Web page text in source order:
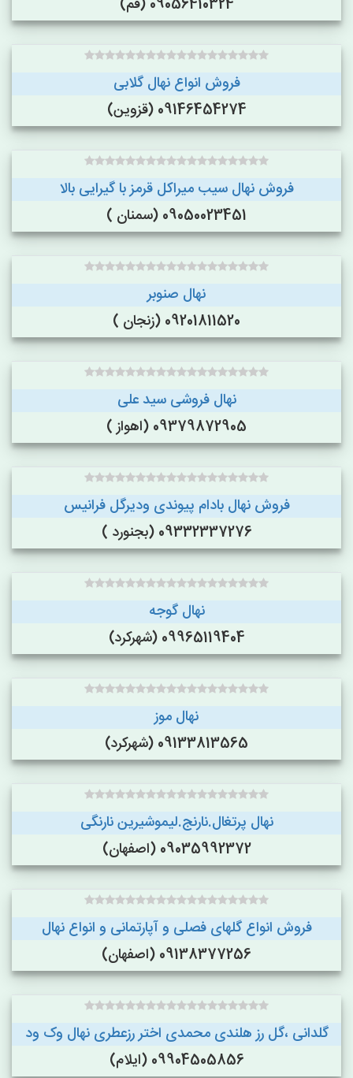
09056410324 (قم)
فروش انواع نهال گلابی
09146454274 (قزوین)
فروش نهال سیب میراکل قرمز با گیرایی بالا
09050023451 (سمنان )
نهال صنوبر
09201811520 (زنجان )
نهال فروشی سید علی
09379872905 (اهواز )
فروش نهال بادام پیوندی ودیرگل فرانیس
09332337276 (بجنورد )
نهال گوجه
09965119404 (شهرکرد)
نهال موز
09133813565 (شهرکرد)
نهال پرتغال.نارنج.لیموشیرین نارنگی
09035992372 (اصفهان)
فروش انواع گلهای فصلی و آپارتمانی و انواع نهال
09138377256 (اصفهان)
گلدانی ،گل رز هلندی محمدی اختر رزعطری نهال وک ود
09904505856 (ایلام)